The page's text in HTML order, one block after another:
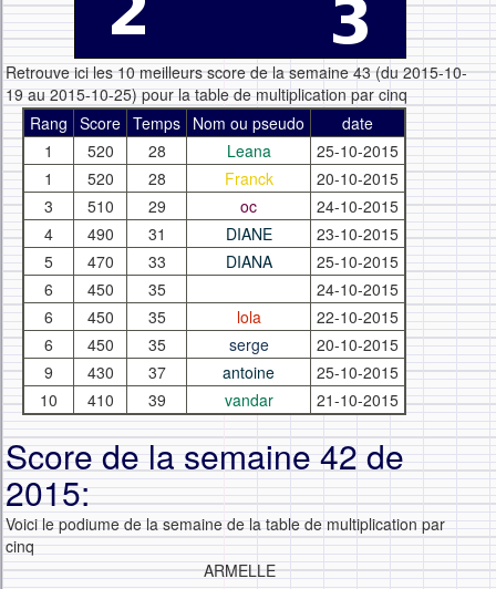
Retrouve ici les 10 meilleurs score de la semaine 43 (du 2015-10-
19 au 2015-10-25) pour la table de multiplication par cinq
Rang Score Temps Nom ou pseudo
date
1
520 28 Leana
25-10-2015
1
520 28 Franck
20-10-2015
3
510 29 oc
24-10-2015
4
490 31 DIANE
23-10-2015
5
470 33 DIANA
25-10-2015
6
450 35
24-10-2015
6
450 35 lola
22-10-2015
6
450 35 serge
20-10-2015
9
430 37 antoine
25-10-2015
10
410 39 vandar 21-10-2015
Score de la semaine 42 de
2015:
Voici le podiume de la semaine de la table de multiplication par
cinq
ARMELLE